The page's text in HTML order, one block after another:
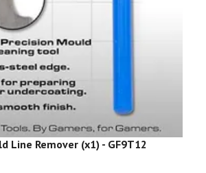
Line Remover (x1) - GF9T12